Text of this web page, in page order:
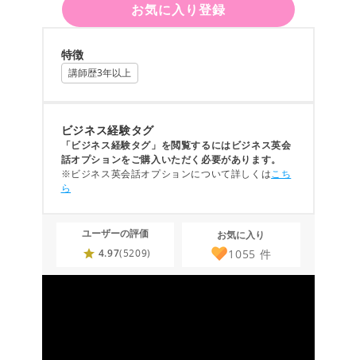
お気に入り登録
特徴
講師歴3年以上
ビジネス経験タグ
「ビジネス経験タグ」を閲覧するにはビジネス英会
話オプションをご購入いただく必要があります。
※ビジネス英会話オプションについて詳しくはこち
ら
ユーザーの評価
4.97(5209)
お気に入り
1055 件